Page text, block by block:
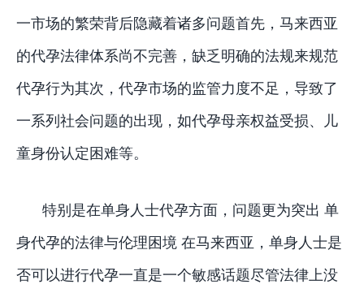
一市场的繁荣背后隐藏着诸多问题首先，马来西亚
的代孕法律体系尚不完善，缺乏明确的法规来规范
代孕行为其次，代孕市场的监管力度不足，导致了
一系列社会问题的出现，如代孕母亲权益受损、儿
童身份认定困难等。
特别是在单身人士代孕方面，问题更为突出 单
身代孕的法律与伦理困境 在马来西亚，单身人士是
否可以进行代孕一直是一个敏感话题尽管法律上没